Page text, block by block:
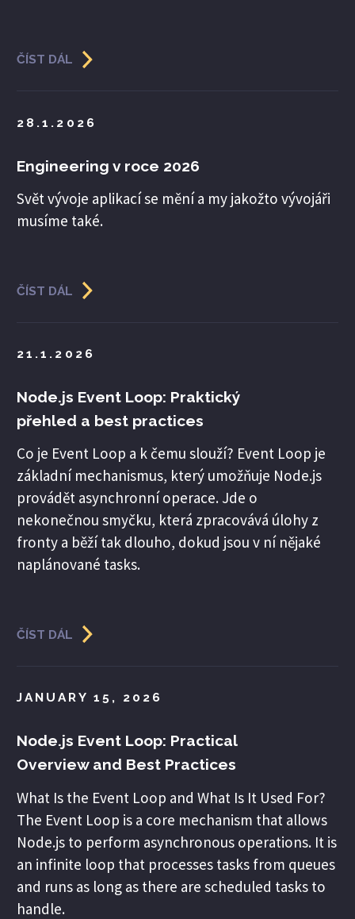
ČÍST DÁL
28.1.2026
Engineering v roce 2026
Svět vývoje aplikací se mění a my jakožto vývojáři
musíme také.
ČÍST DÁL
21.1.2026
Node.js Event Loop: Praktický
přehled a best practices
Co je Event Loop a k čemu slouží? Event Loop je
základní mechanismus, který umožňuje Node.js
provádět asynchronní operace. Jde o
nekonečnou smyčku, která zpracovává úlohy z
fronty a běží tak dlouho, dokud jsou v ní nějaké
naplánované tasks.
ČÍST DÁL
JANUARY 15, 2026
Node.js Event Loop: Practical
Overview and Best Practices
What Is the Event Loop and What Is It Used For?
The Event Loop is a core mechanism that allows
Node.js to perform asynchronous operations. It is
an infinite loop that processes tasks from queues
and runs as long as there are scheduled tasks to
handle.